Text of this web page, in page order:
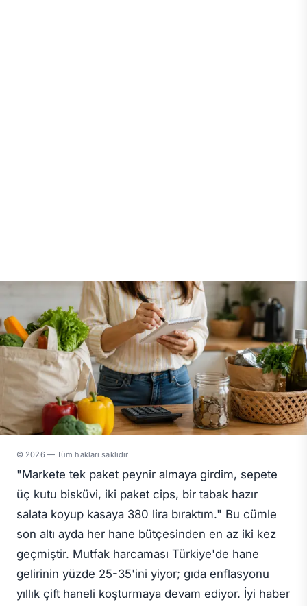
© 2026 — Tüm hakları saklıdır
"Markete tek paket peynir almaya girdim, sepete
üç kutu bisküvi, iki paket cips, bir tabak hazır
salata koyup kasaya 380 lira bıraktım." Bu cümle
son altı ayda her hane bütçesinden en az iki kez
geçmiştir. Mutfak harcaması Türkiye'de hane
gelirinin yüzde 25-35'ini yiyor; gıda enflasyonu
yıllık çift haneli koşturmaya devam ediyor. İyi haber